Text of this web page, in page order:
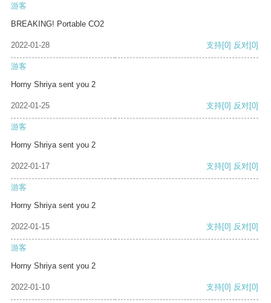
游客
BREAKING! Portable CO2
2022-01-28 支持[0] 反对[0]
游客
Horny Shriya sent you 2
2022-01-25 支持[0] 反对[0]
游客
Horny Shriya sent you 2
2022-01-17 支持[0] 反对[0]
游客
Horny Shriya sent you 2
2022-01-15 支持[0] 反对[0]
游客
Horny Shriya sent you 2
2022-01-10 支持[0] 反对[0]